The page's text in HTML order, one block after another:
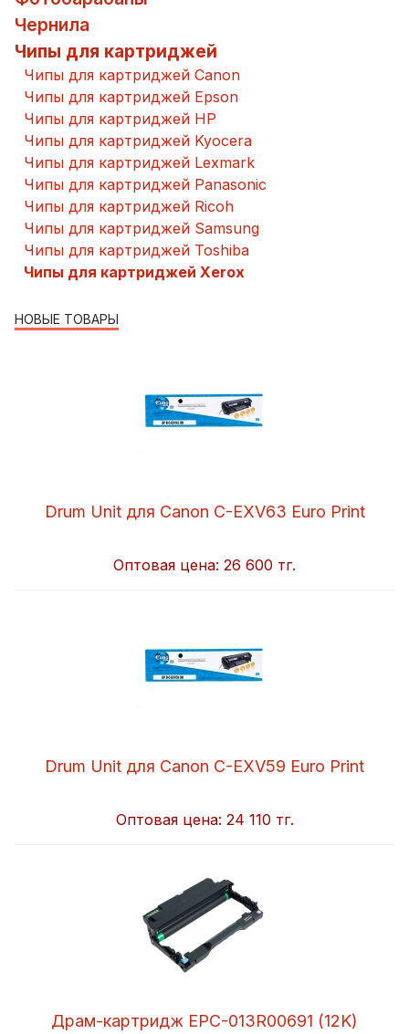
Чернила
Чипы для картриджей
Чипы для картриджей Canon
Чипы для картриджей Epson
Чипы для картриджей HP
Чипы для картриджей Kyocera
Чипы для картриджей Lexmark
Чипы для картриджей Panasonic
Чипы для картриджей Ricoh
Чипы для картриджей Samsung
Чипы для картриджей Toshiba
Чипы для картриджей Xerox
НОВЫЕ ТОВАРЫ
Drum Unit для Canon C-EXV63 Euro Print
Оптовая цена: 26 600 тг.
Drum Unit для Canon C-EXV59 Euro Print
Оптовая цена: 24 110 тг.
Драм-картридж EPC-013R00691 (12K)